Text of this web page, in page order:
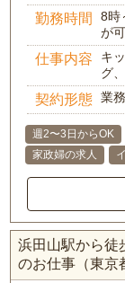
勤務時間
8時
が
仕事内容
キ
グ
契約形態 業
週2〜3日からOK
家政婦の求人
浜田山駅から徒
のお仕事（東京